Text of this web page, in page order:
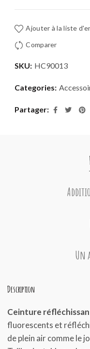
Ajouter à la liste
Comparer
SKU: HC90013
Categories:
Partager
Un
Description
Ceinture
fluorescents et
de plein air comme le